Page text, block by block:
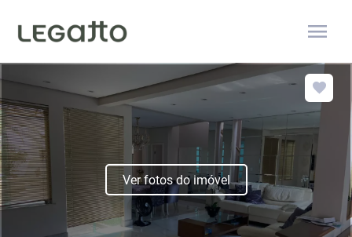
menu
Ver fotos do imóvel